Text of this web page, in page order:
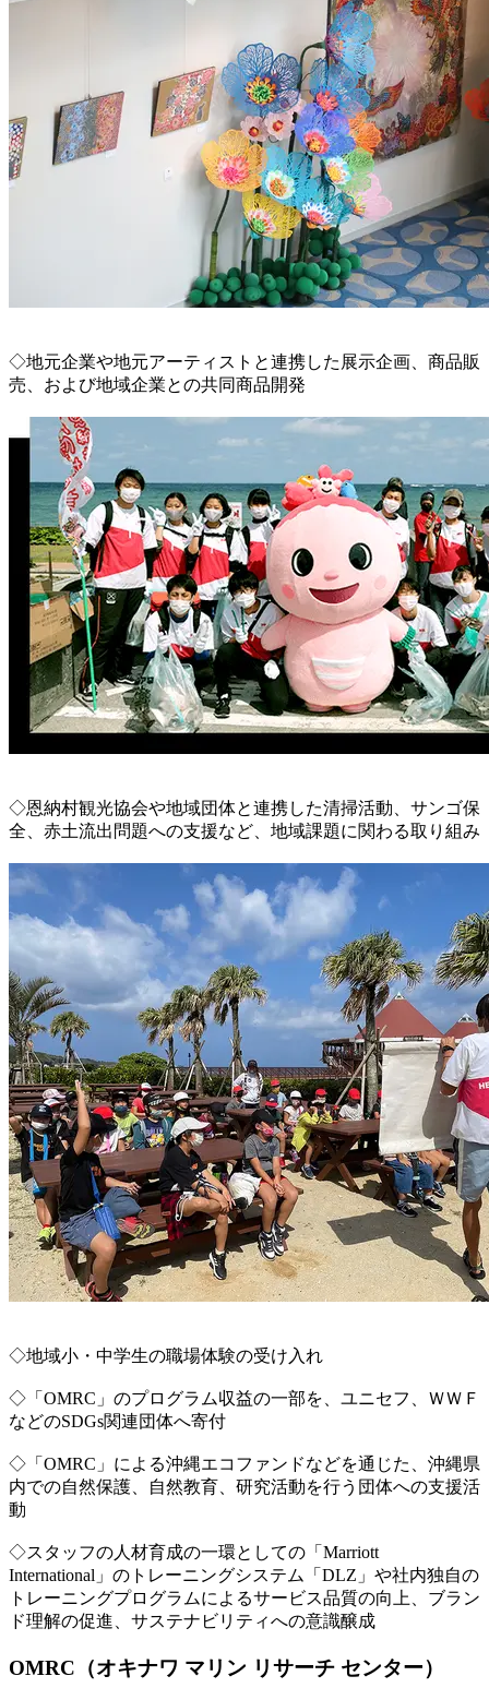
◇地元企業や地元アーティストと連携した展示企画、商品販
売、および地域企業との共同商品開発
◇恩納村観光協会や地域団体と連携した清掃活動、サンゴ保
全、赤土流出問題への支援など、地域課題に関わる取り組み
◇地域小・中学生の職場体験の受け入れ
◇「OMRC」のプログラム収益の一部を、ユニセフ、ＷＷＦ
などのSDGs関連団体へ寄付
◇「OMRC」による沖縄エコファンドなどを通じた、沖縄県
内での自然保護、自然教育、研究活動を行う団体への支援活
動
◇スタッフの人材育成の一環としての「Marriott
International」のトレーニングシステム「DLZ」や社内独自の
トレーニングプログラムによるサービス品質の向上、ブラン
ド理解の促進、サステナビリティへの意識醸成
OMRC（オキナワ マリン リサーチ センター）